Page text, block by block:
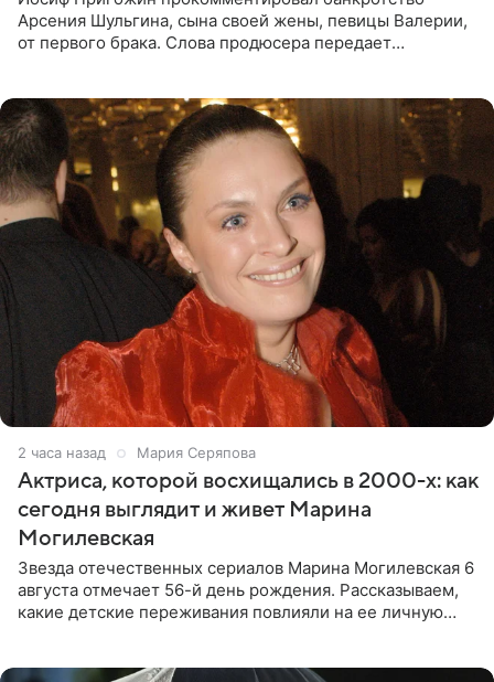
Арсения Шульгина, сына своей жены, певицы Валерии,
от первого брака. Слова продюсера передает
2 часа назад Мария Серяпова
Актриса, которой восхищались в 2000-х: как
сегодня выглядит и живет Марина
Могилевская
Звезда отечественных сериалов Марина Могилевская 6
августа отмечает 56-й день рождения. Рассказываем,
какие детские переживания повлияли на ее личную